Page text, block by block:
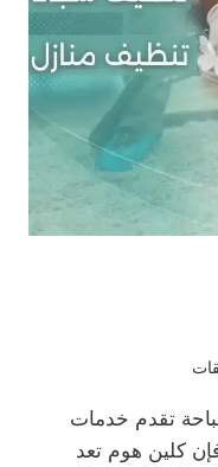
تقدم خدمات
فإن كلين هوم تعد